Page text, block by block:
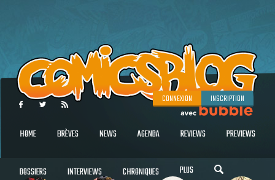
CONNEXION INSCRIPTION
HOME BRÈVES NEWS AGENDA REVIEWS PREVIEWS
DOSSIERS INTERVIEWS CHRONIQUES PLUS